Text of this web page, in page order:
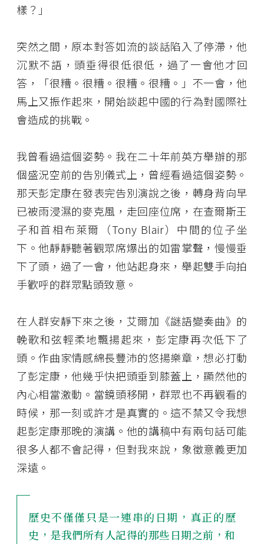
樣？」
突然之間，原本對答如流的談話陷入了停滯，他
沉默不語，頭垂得很低很低，過了一會他才回
答，「很糟。很糟。很糟。很糟。」不一會，他
馬上又振作起來，開始談起中國的行為對國際社
會造成的挑戰。
我曾看過這個姿勢。我在二十年前英方舉辦的那
個盛況空前的告別儀式上，曾經看過這個姿勢。
那天彭定康在發表完告別演說之後，轉身背向早
已被雨浸濕的麥克風，走回座位席，在查爾斯王
子和首相布萊爾（Tony Blair）中間的位子坐
下。他靜靜聽著觀眾席爆出的如雷掌聲，慢慢垂
下了頭，過了一會，他站起身來，舉起雙手向拍
手歡呼的群眾點頭致意。
在人群安靜下來之後，艾爾加《謎語變奏曲》的
輓歌和弦輕柔地飄揚起來，彭定康再次低下了
頭。作曲家情感綿長豐沛的悠揚樂章，想必打動
了彭定康，他幾乎快把頭垂到膝蓋上，顯然他的
內心相當激動。當鏡頭移開，群眾也不再觀看的
時候，那一刻或許才是真實的。這不禁又令我想
起彭定康那晚的演講。他的講稿中有兩句話可能
很多人都不會記得，但對我來說，象徵意義更加
深遠。
歷史不僅僅只是一連串的日期，真正的歷
史，是我們所有人記得的那些日期之前，和